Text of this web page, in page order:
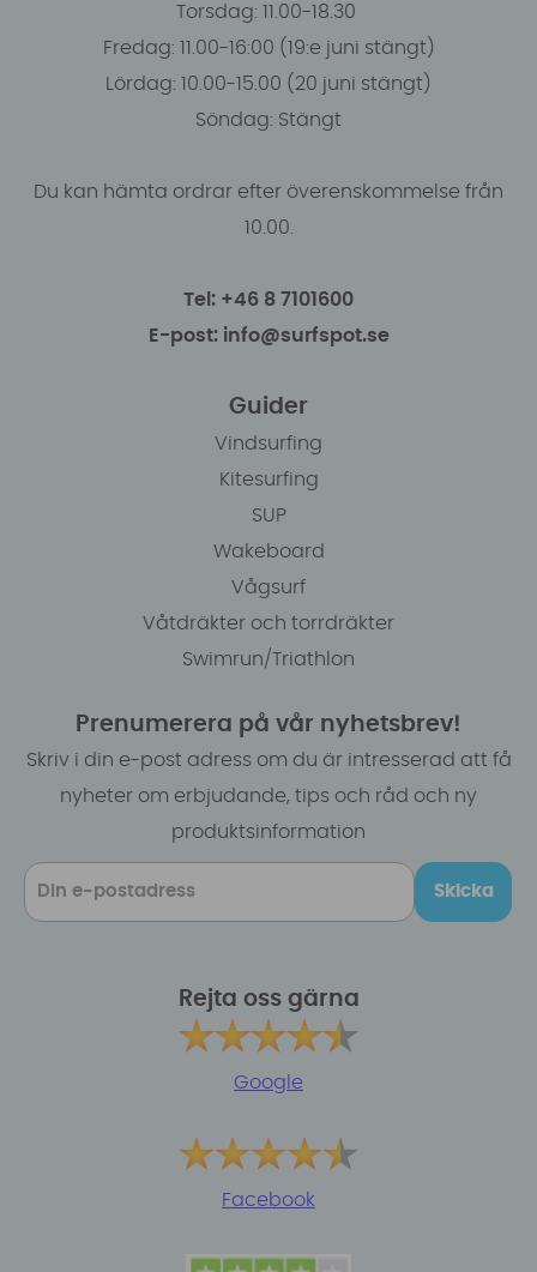
Torsdag: 11.00-18.30
Fredag: 11.00-16:00 (19:e juni stängt)
Lördag: 10.00-15.00 (20 juni stängt)
Söndag: Stängt
Du kan hämta ordrar efter överenskommelse från
10.00.
Tel: +46 8 7101600
E-post: info@surfspot.se
Guider
Vindsurfing
Kitesurfing
SUP
Wakeboard
Vågsurf
Våtdräkter och torrdräkter
Swimrun/Triathlon
Prenumerera på vår nyhetsbrev!
Skriv i din e-post adress om du är intresserad att få
nyheter om erbjudande, tips och råd och ny
produktsinformation
Skicka
Rejta oss gärna
Google
Facebook